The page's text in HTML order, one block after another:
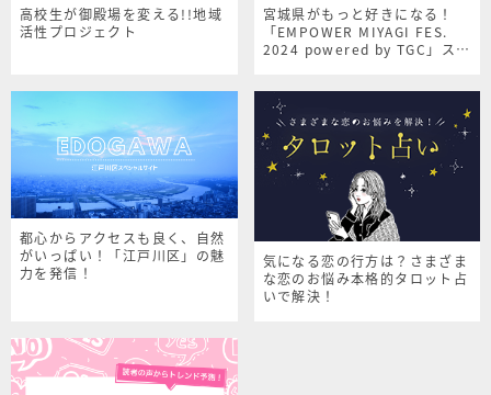
高校生が御殿場を変える!!地域
活性プロジェクト
宮城県がもっと好きになる！
「EMPOWER MIYAGI FES.
2024 powered by TGC」スペ
都心からアクセスも良く、自然
がいっぱい！「江戸川区」の魅
力を発信！
気になる恋の行方は？さまざま
な恋のお悩み本格的タロット占
いで解決！